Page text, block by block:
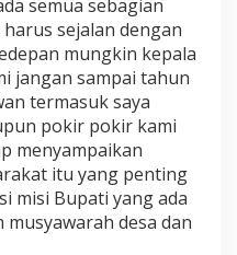
semua sebagian
sejalan dengan
mungkin kepala
jangan sampai tahun
termasuk saya
pokir pokir kami
menyampaikan
itu yang penting
misi Bupati yang ada
desa dan